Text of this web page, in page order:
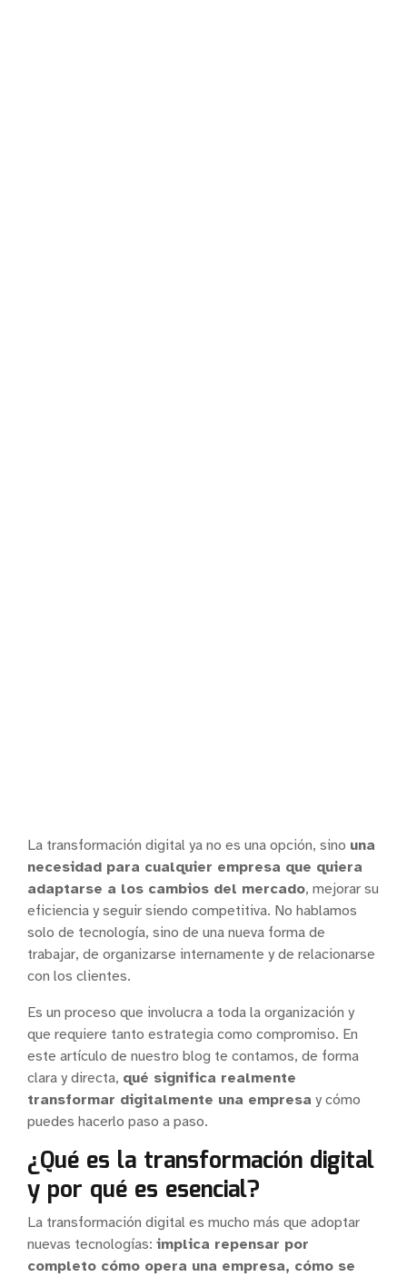
La transformación digital ya no es una opción, sino una
necesidad para cualquier empresa que quiera
adaptarse a los cambios del mercado, mejorar su
eficiencia y seguir siendo competitiva. No hablamos
solo de tecnología, sino de una nueva forma de
trabajar, de organizarse internamente y de relacionarse
con los clientes.
Es un proceso que involucra a toda la organización y
que requiere tanto estrategia como compromiso. En
este artículo de nuestro blog te contamos, de forma
clara y directa, qué significa realmente
transformar digitalmente una empresa y cómo
puedes hacerlo paso a paso.
¿Qué es la transformación digital
y por qué es esencial?
La transformación digital es mucho más que adoptar
nuevas tecnologías: implica repensar por
completo cómo opera una empresa, cómo se